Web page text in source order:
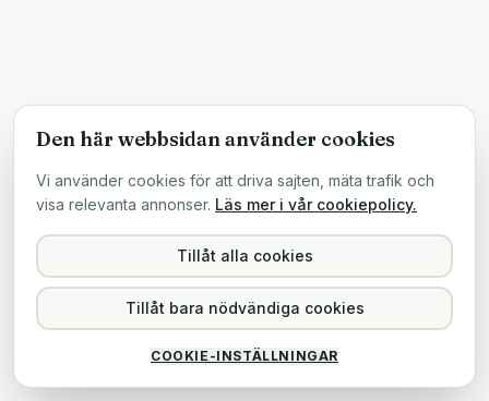
Den här webbsidan använder cookies
Vi använder cookies för att driva sajten, mäta trafik och
visa relevanta annonser. Läs mer i vår cookiepolicy.
Tillåt alla cookies
Tillåt bara nödvändiga cookies
COOKIE-INSTÄLLNINGAR